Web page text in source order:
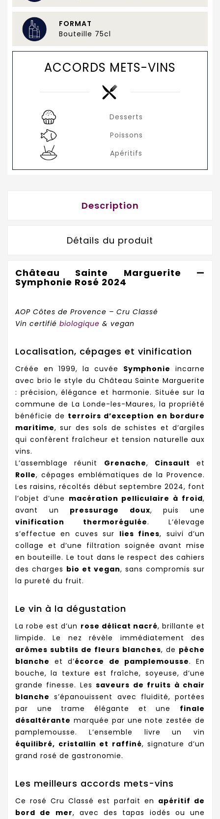
FORMAT
Bouteille 75cl
ACCORDS METS-VINS
Desserts
Poissons
Apéritifs
Description
Détails du produit
Château Sainte Marguerite —
Symphonie Rosé 2024
AOP Côtes de Provence – Cru Classé
Vin certifié biologique & vegan
Localisation, cépages et vinification
Créée en 1999, la cuvée Symphonie incarne
avec brio le style du Château Sainte Marguerite
: précision, élégance et harmonie. Située sur la
commune de La Londe-les-Maures, la propriété
bénéficie de terroirs d’exception en bordure
maritime, sur des sols de schistes et d’argiles
qui confèrent fraîcheur et tension naturelle aux
vins.
L’assemblage réunit Grenache, Cinsault et
Rolle, cépages emblématiques de la Provence.
Les raisins, récoltés début septembre 2024, font
l’objet d’une macération pelliculaire à froid,
avant un pressurage doux, puis une
vinification thermorégulée. L’élevage
s’effectue en cuves sur lies fines, suivi d’un
collage et d’une filtration soignée avant mise
en bouteille. Le tout dans le respect des cahiers
des charges bio et vegan, sans compromis sur
la pureté du fruit.
Le vin à la dégustation
La robe est d’un rose délicat nacré, brillante et
limpide. Le nez révèle immédiatement des
arômes subtils de fleurs blanches, de pêche
blanche et d’écorce de pamplemousse. En
bouche, la texture est fraîche, soyeuse, d’une
grande finesse. Lessaveurs de fruits à chair
blanche s’épanouissent avec fluidité, portées
par une trame élégante et une finale
désaltérante marquée par une note zestée de
pamplemousse. L’ensemble livre un vin
équilibré, cristallin et raffiné, signature d’un
grand rosé de gastronomie.
Les meilleurs accords mets-vins
Ce rosé Cru Classé est parfait en apéritif de
bord de mer, avec des tapas iodés ou une